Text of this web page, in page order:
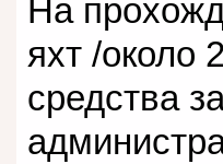
На
яхт /около
средства